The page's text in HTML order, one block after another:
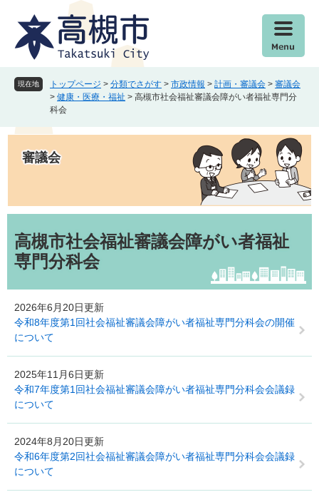
現在地 トップページ > 分類でさがす > 市政情報 > 計画・審議会 > 審議会
> 健康・医療・福祉 > 高槻市社会福祉審議会障がい者福祉専門分
科会
審議会
文高槻市社会福祉審議会障がい者福祉
専門分科会
2026年6月20日更新
令和8年度第1回社会福祉審議会障がい者福祉専門分科会の開催
について
2025年11月6日更新
令和7年度第1回社会福祉審議会障がい者福祉専門分科会会議録
について
2024年8月20日更新
令和6年度第2回社会福祉審議会障がい者福祉専門分科会会議録
について